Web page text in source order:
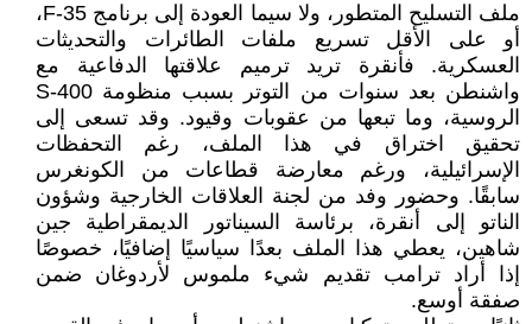
ملف التسليح المتطور، ولا سيما العودة إلى برنامج F-35،
أو على الأقل تسريع ملفات الطائرات والتحديثات
العسكرية. فأنقرة تريد ترميم علاقتها الدفاعية مع
واشنطن بعد سنوات من التوتر بسبب منظومة S-400
الروسية، وما تبعها من عقوبات وقيود. وقد تسعى إلى
تحقيق اختراق في هذا الملف، رغم التحفظات
الإسرائيلية، ورغم معارضة قطاعات من الكونغرس
سابقًا. وحضور وفد من لجنة العلاقات الخارجية وشؤون
الناتو إلى أنقرة، برئاسة السيناتور الديمقراطية جين
شاهين، يعطي هذا الملف بعدًا سياسيًا إضافيًا، خصوصًا
إذا أراد ترامب تقديم شيء ملموس لأردوغان ضمن
صفقة أوسع.